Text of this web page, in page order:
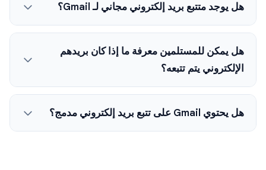
هل يوجد متتبع بريد إلكتروني مجاني لـ Gmail؟
هل يمكن للمستلمين معرفة ما إذا كان بريدهم
الإلكتروني يتم تتبعه؟
هل يحتوي Gmail على تتبع بريد إلكتروني مدمج؟